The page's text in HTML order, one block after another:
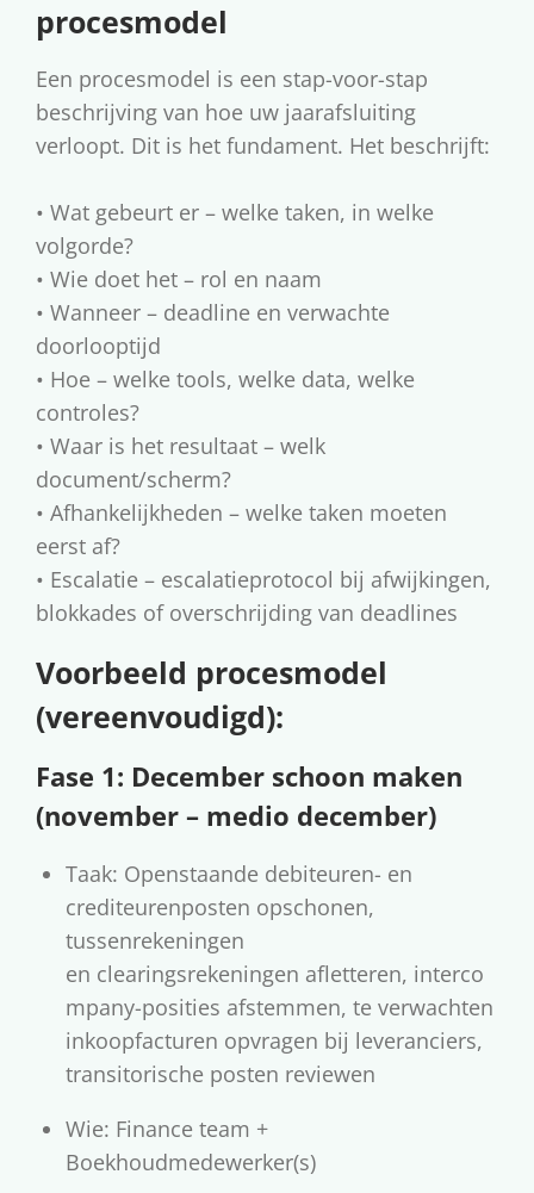
procesmodel
Een procesmodel is een stap-voor-stap
beschrijving van hoe uw jaarafsluiting
verloopt. Dit is het fundament. Het beschrijft:
• Wat gebeurt er – welke taken, in welke
volgorde?
• Wie doet het – rol en naam
• Wanneer – deadline en verwachte
doorlooptijd
• Hoe – welke tools, welke data, welke
controles?
• Waar is het resultaat – welk
document/scherm?
• Afhankelijkheden – welke taken moeten
eerst af?
• Escalatie – escalatieprotocol bij afwijkingen,
blokkades of overschrijding van deadlines
Voorbeeld procesmodel
(vereenvoudigd):
Fase 1: December schoon maken
(november – medio december)
Taak: Openstaande debiteuren- en
crediteurenposten opschonen,
tussenrekeningen
en clearingsrekeningen afletteren, interco
mpany-posities afstemmen, te verwachten
inkoopfacturen opvragen bij leveranciers,
transitorische posten reviewen
Wie: Finance team +
Boekhoudmedewerker(s)